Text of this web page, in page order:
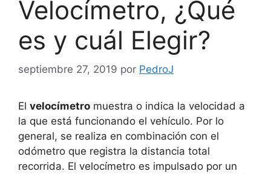
Velocímetro, ¿Qué
es y cuál Elegir?
septiembre 27, 2019 por PedroJ
El velocímetro muestra o indica la velocidad a
la que está funcionando el vehículo. Por lo
general, se realiza en combinación con el
odómetro que registra la distancia total
recorrida. El velocímetro es impulsado por un